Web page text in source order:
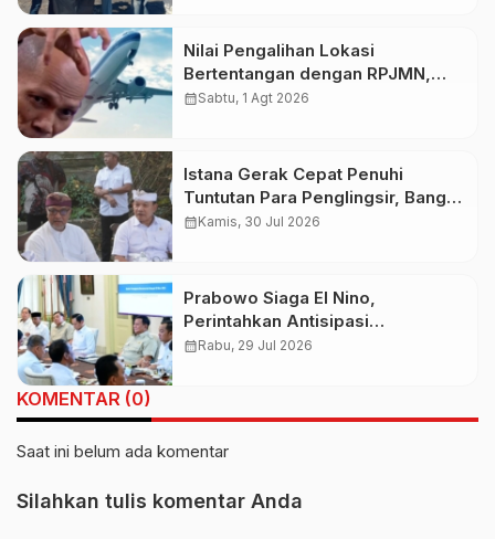
Nilai Pengalihan Lokasi
Bertentangan dengan RPJMN,
Ichsanuddin Soroti Komitmen
calendar_monthSabtu, 1 Agt 2026
Istana Gerak Cepat Penuhi
Tuntutan Para Penglingsir, Bangun
Bandara Internasional Bali Utara
calendar_monthKamis, 30 Jul 2026
Prabowo Siaga El Nino,
Perintahkan Antisipasi
Kekeringan dan Karhutla Nasional
calendar_monthRabu, 29 Jul 2026
KOMENTAR (0)
Saat ini belum ada komentar
Silahkan tulis komentar Anda